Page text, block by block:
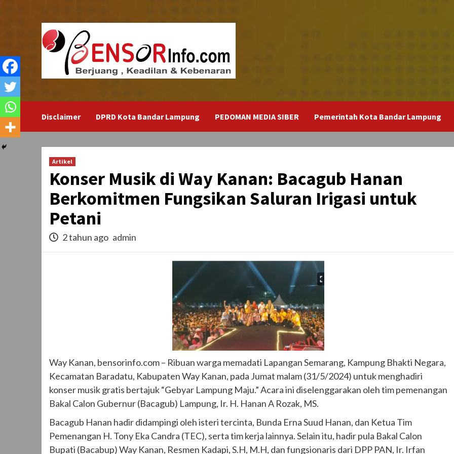
Disclaimer DPRD Kota Bandar Lampung PEDOMAN MEDIA SIBER Pemerintah Kota Bandar Lampung
Artikel
Konser Musik di Way Kanan: Bacagub Hanan
Berkomitmen Fungsikan Saluran Irigasi untuk
Petani
2 tahun ago admin
Way Kanan, bensorinfo.com – Ribuan warga memadati Lapangan Semarang, Kampung Bhakti Negara,
Kecamatan Baradatu, Kabupaten Way Kanan, pada Jumat malam (31/5/2024) untuk menghadiri
konser musik gratis bertajuk “Gebyar Lampung Maju.” Acara ini diselenggarakan oleh tim pemenangan
Bakal Calon Gubernur (Bacagub) Lampung, Ir. H. Hanan A Rozak, MS.
Bacagub Hanan hadir didampingi oleh isteri tercinta, Bunda Erna Suud Hanan, dan Ketua Tim
Pemenangan H. Tony Eka Candra (TEC), serta tim kerja lainnya. Selain itu, hadir pula Bakal Calon
Bupati (Bacabup) Way Kanan, Resmen Kadapi, S.H, M.H, dan fungsionaris dari DPP PAN, Ir. Irfan